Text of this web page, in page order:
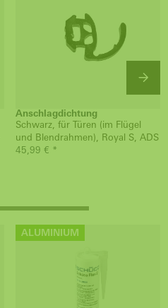
Anschlagdichtung
Schwarz, für Türen (im Flügel
und Blendrahmen), Royal S, ADS
45,99 € *
ALUMINIUM